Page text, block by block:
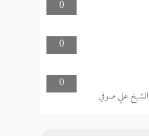
0
0
0
علي صوفي